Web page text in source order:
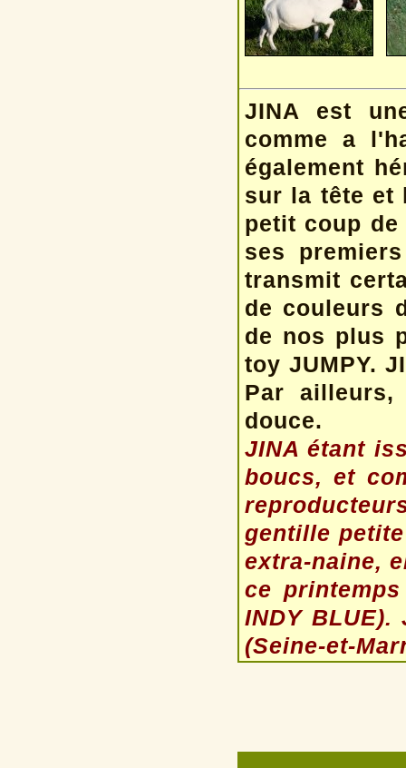
JINA est
comme a
également
sur la tête et
petit coup
ses
transmit
de couleurs
de nos plus
toy JUMPY.
Par
douce.
JINA étant
boucs, et
gentille
extra-naine,
ce
INDY
(Seine-et-